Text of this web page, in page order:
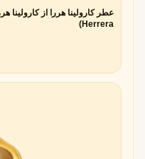
Herrera)